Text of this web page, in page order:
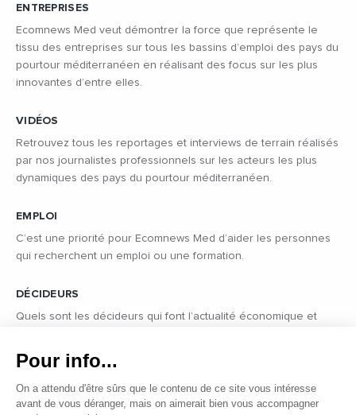
ENTREPRISES
Ecomnews Med veut démontrer la force que représente le
tissu des entreprises sur tous les bassins d’emploi des pays du
pourtour méditerranéen en réalisant des focus sur les plus
innovantes d’entre elles.
VIDÉOS
Retrouvez tous les reportages et interviews de terrain réalisés
par nos journalistes professionnels sur les acteurs les plus
dynamiques des pays du pourtour méditerranéen.
EMPLOI
C’est une priorité pour Ecomnews Med d’aider les personnes
qui recherchent un emploi ou une formation.
DÉCIDEURS
Quels sont les décideurs qui font l’actualité économique et
Pour info...
On a attendu d'être sûrs que le contenu de ce site vous intéresse
avant de vous déranger, mais on aimerait bien vous accompagner